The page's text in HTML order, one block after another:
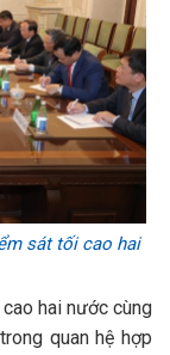
sát tối cao hai
hai nước cùng
quan hệ hợp